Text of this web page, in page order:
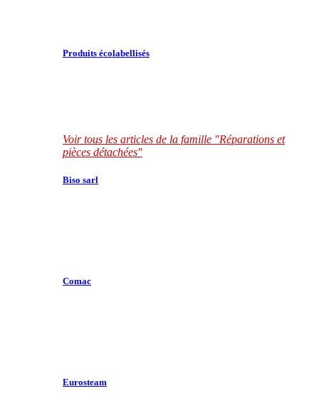
Produits écolabellisés
Voir tous les articles de la famille "Réparations et
pièces détachées"
Biso sarl
Comac
Eurosteam